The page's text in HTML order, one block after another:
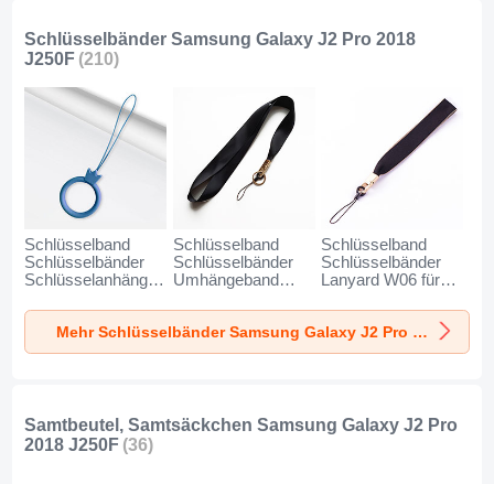
Schwarz
Schlüsselbänder Samsung Galaxy J2 Pro 2018
J250F (210)
Schlüsselband
Schlüsselbänder
Schlüsselanhänger
für Samsung
Galaxy J2 Pro
2018 J250F Blau
Schlüsselband
Schlüsselbänder
Umhängeband
Samsung Galaxy
J2 Pro 2018 J250F
Schwarz
Schlüsselband
Schlüsselbänder
Lanyard W06 für
J2 Pro 2018 J250F
Schwarz
Mehr Schlüsselbänder Samsung Galaxy J2 Pro 2018 J250F
Samtbeutel, Samtsäckchen Samsung Galaxy J2 Pro
2018 J250F (36)